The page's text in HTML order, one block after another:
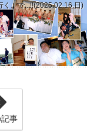
く。で...!!(2025.02.16.日)
カウンセラー」には
事